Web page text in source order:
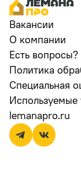
Вакансии
О компании
Есть вопросы?
Политика
Специальная
lemanapro.ru